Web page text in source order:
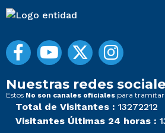
Nuestras redes
Estos No son canales oficiales para tramitar
Total de Visitantes : 13272212
Visitantes Últimas 24 horas :